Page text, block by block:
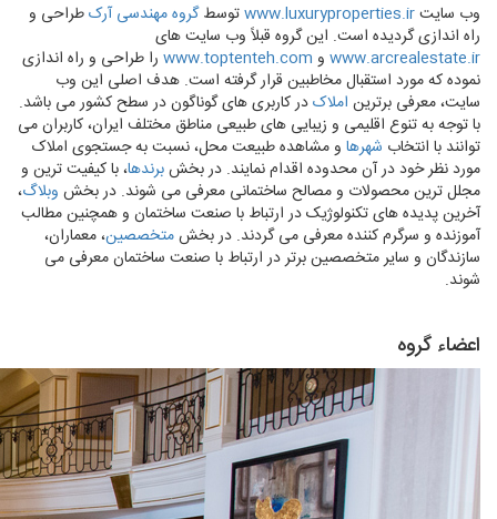
وب سایتwww.luxuryproperties.irتوسطگروه مهندسی آرکطراحی و
راه اندازی گردیده است. این گروه قبلاً وب سایت های
www.arcrealestate.ir و www.toptenteh.com را طراحی و راه اندازی
نموده که مورد استقبال مخاطبین قرار گرفته است. هدف اصلی این وب
سایت، معرفی برترین املاکدر کاربری های گوناگون در سطح کشور می باشد.
با توجه به تنوع اقلیمی و زیبایی های طبیعی مناطق مختلف ایران، کاربران می
توانند با انتخاب شهرها و مشاهده طبیعت محل، نسبت به جستجوی املاک
مورد نظر خود در آن محدوده اقدام نمایند. در بخشبرندها، با کیفیت ترین و
مجلل ترین محصولات و مصالح ساختمانی معرفی می شوند. در بخش وبلاگ،
آخرین پدیده های تکنولوژیک در ارتباط با صنعت ساختمان و همچنین مطالب
آموزنده و سرگرم کننده معرفی می گردند. در بخشمتخصصین، معماران،
سازندگان و سایر متخصصین برتر در ارتباط با صنعت ساختمان معرفی می
شوند.
اعضاء گروه